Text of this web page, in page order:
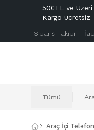
500TL ve
Kargo Ücretsiz
Sipariş Takibi |
Tümü
Araç İçi